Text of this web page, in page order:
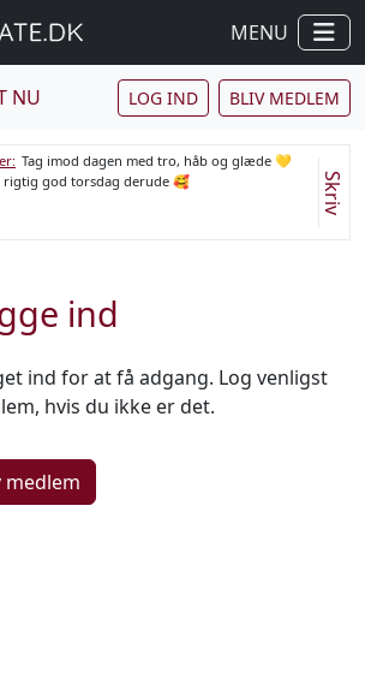
MENU
NU LOG IND BLIV MEDLEM
Tag imod dagen med tro, håb og glæde 💛
rigtig god torsdag derude 🥰
Skriv
ind
ind for at få adgang. Log venligst
hvis du ikke er det.